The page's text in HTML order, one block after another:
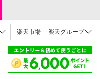
楽天市場 楽天グループ